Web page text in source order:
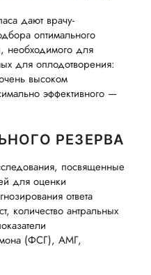
дают врачу-
оптимального
необходимого для
для оплодотворения:
высоком
эффективного —
РЕЗЕРВА
посвященные
для оценки
ответа
количество антральных
(ФСГ), АМГ,